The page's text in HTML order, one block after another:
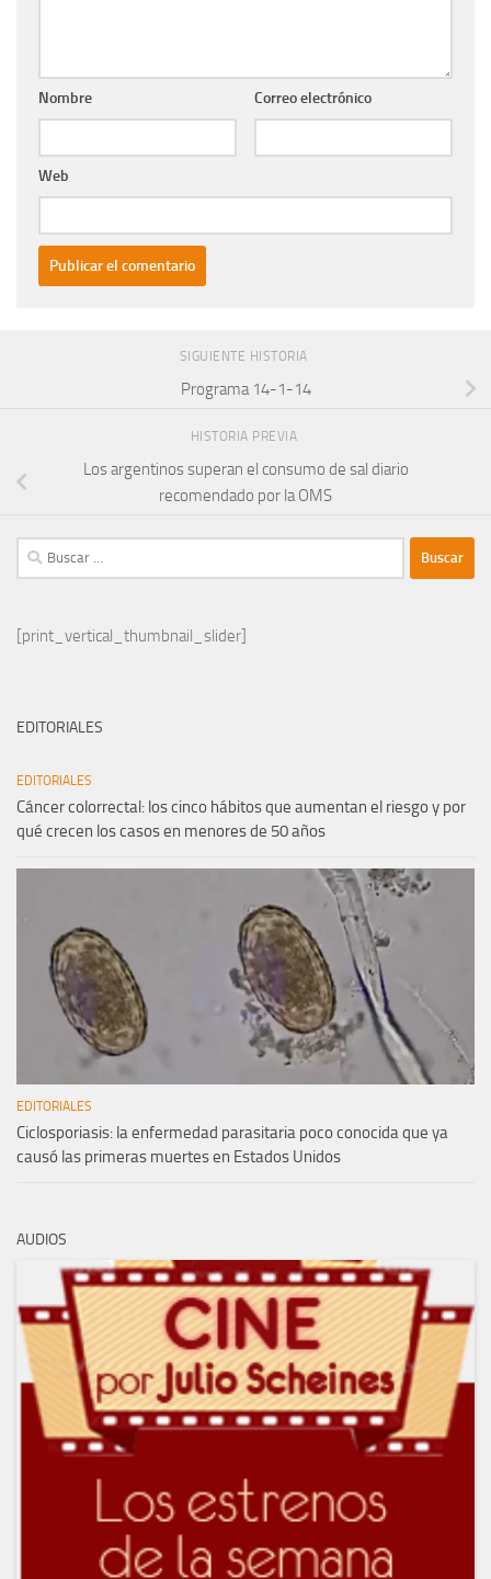
Nombre Correo electrónico
Web
SIGUIENTE HISTORIA
Programa 14-1-14
HISTORIA PREVIA
Los argentinos superan el consumo de sal diario
recomendado por la OMS
Buscar:
[print_vertical_thumbnail_slider]
EDITORIALES
EDITORIALES
Cáncer colorrectal: los cinco hábitos que aumentan el riesgo y por
qué crecen los casos en menores de 50 años
EDITORIALES
Ciclosporiasis: la enfermedad parasitaria poco conocida que ya
causó las primeras muertes en Estados Unidos
AUDIOS